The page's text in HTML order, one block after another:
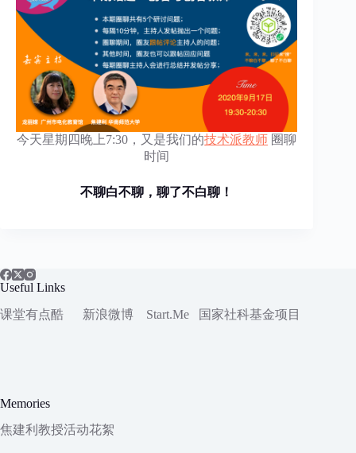
今天星期四晚上7:30，又是我们的技术派教师 圈聊
时间
不聊白不聊，聊了不白聊！
Useful Links
课堂有点酷
新浪微博 Start.Me 国家社科基金项目
Memories
焦建利教授活动花絮